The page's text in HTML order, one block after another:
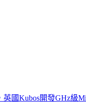
英國Kubos開發GHz級